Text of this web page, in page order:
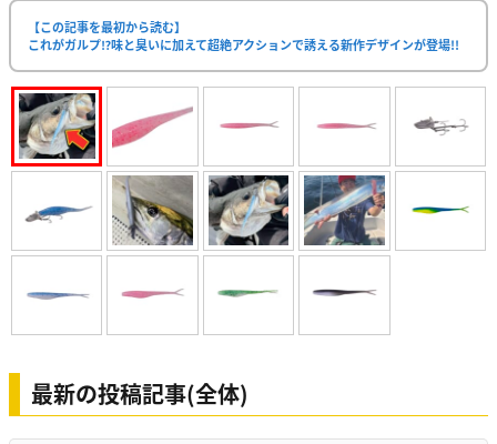
【この記事を最初から読む】
これがガルプ⁉味と臭いに加えて超絶アクションで誘える新作デザインが登場!!
最新の投稿記事(全体)